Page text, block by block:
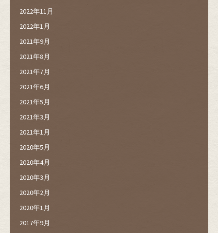
2022年11月
2022年1月
2021年9月
2021年8月
2021年7月
2021年6月
2021年5月
2021年3月
2021年1月
2020年5月
2020年4月
2020年3月
2020年2月
2020年1月
2017年9月